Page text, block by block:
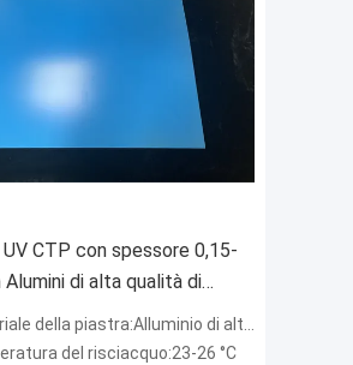
CTP con spessore 0,15-
Alumini di alta qualità di
per la stampa
della piastra:Alluminio di alta qualità
del risciacquo:23-26 °C